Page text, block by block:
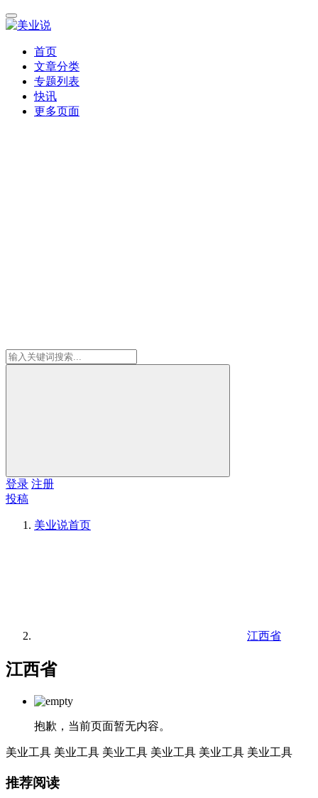
首页
文章分类
专题列表
快讯
更多页面
登录 注册
投稿
美业说首页
江西省
江西省
抱歉，当前页面暂无内容。
美业工具 美业工具 美业工具 美业工具 美业工具 美业工具
推荐阅读